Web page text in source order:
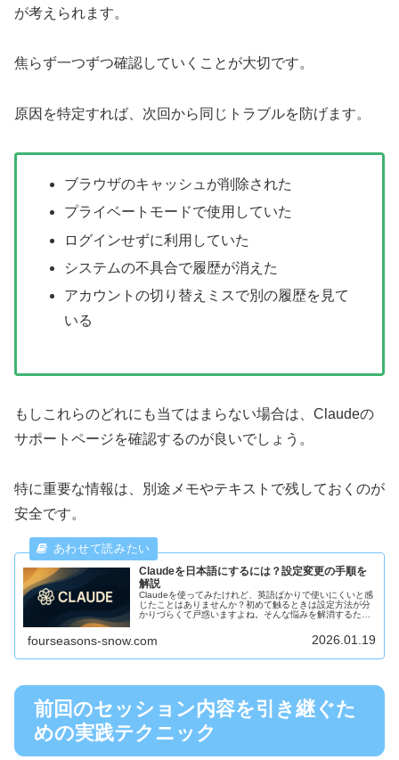
が考えられます。
焦らず一つずつ確認していくことが大切です。
原因を特定すれば、次回から同じトラブルを防げます。
ブラウザのキャッシュが削除された
プライベートモードで使用していた
ログインせずに利用していた
システムの不具合で履歴が消えた
アカウントの切り替えミスで別の履歴を見て
いる
もしこれらのどれにも当てはまらない場合は、Claudeの
サポートページを確認するのが良いでしょう。
特に重要な情報は、別途メモやテキストで残しておくのが
安全です。
Claudeを日本語にするには？設定変更の手順を
解説
Claudeを使ってみたけれど、英語ばかりで使いにくいと感
じたことはありませんか？初めて触るときは設定方法が分
かりづらくて戸惑いますよね。そんな悩みを解消するため
fourseasons-snow.com 2026.01.19
前回のセッション内容を引き継ぐた
めの実践テクニック